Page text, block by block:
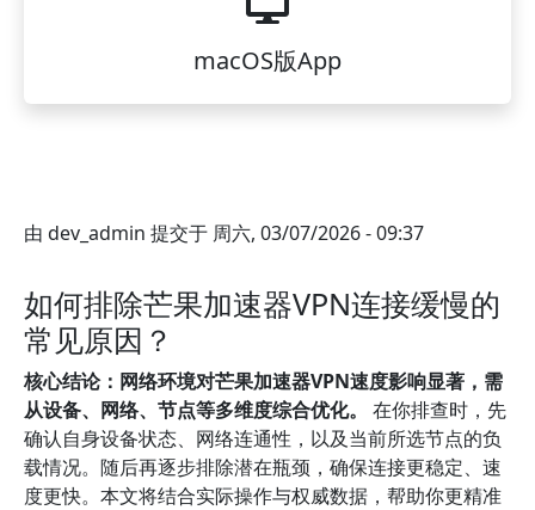
macOS版App
由 dev_admin 提交于 周六, 03/07/2026 - 09:37
如何排除芒果加速器VPN连接缓慢的
常见原因？
核心结论：网络环境对芒果加速器VPN速度影响显著，需
从设备、网络、节点等多维度综合优化。
在你排查时，先
确认自身设备状态、网络连通性，以及当前所选节点的负
载情况。随后再逐步排除潜在瓶颈，确保连接更稳定、速
度更快。本文将结合实际操作与权威数据，帮助你更精准